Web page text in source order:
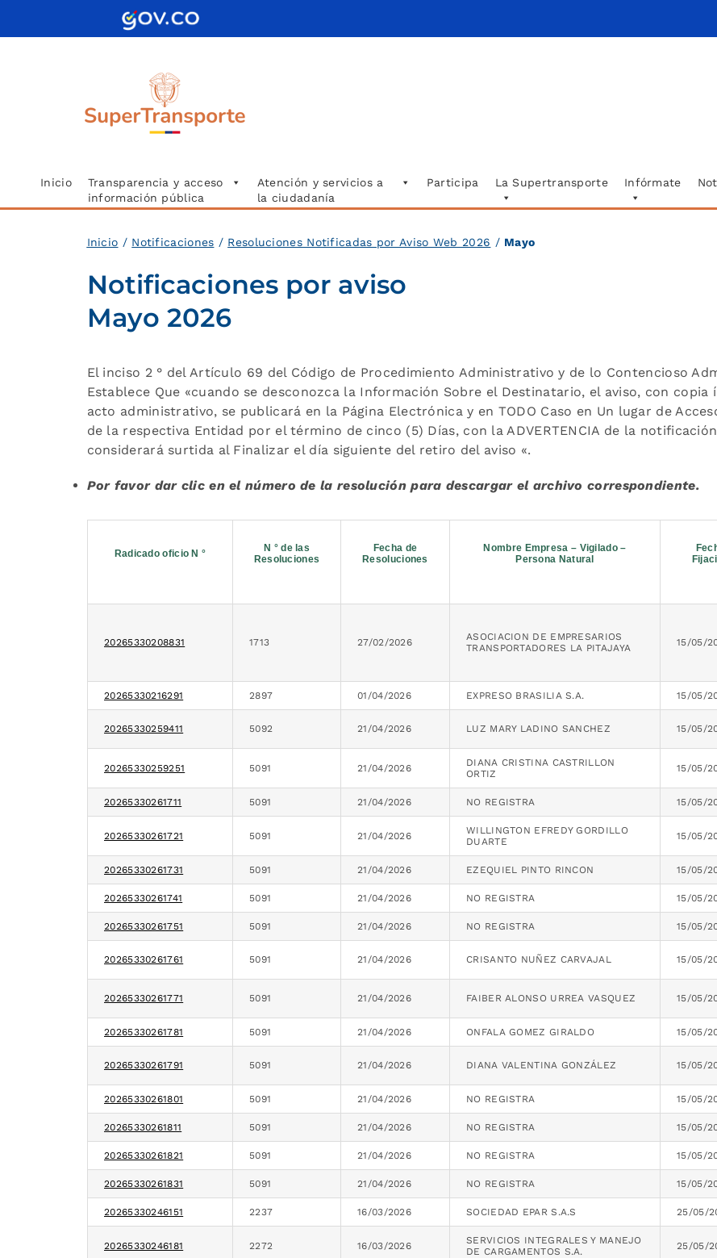
Inicio
Transparencia y acceso
información pública
Atención y servicios a
la ciudadanía
Participa La Supertransporte Infórmate
Inicio / Notificaciones / Resoluciones Notificadas por Aviso Web 2026 / Mayo
Notificaciones por aviso
Mayo 2026
El inciso 2 ° del Artículo 69 del Código de Procedimiento Administrativo y de lo Contencioso
Establece Que «cuando se desconozca la Información Sobre el Destinatario, el aviso, con copia
acto administrativo, se publicará en la Página Electrónica y en TODO Caso en Un lugar de
de la respectiva Entidad por el término de cinco (5) Días, con la ADVERTENCIA de la
considerará surtida al Finalizar el día siguiente del retiro del aviso «.
Por favor dar clic en el número de la resolución para descargar el archivo correspondiente.
Radicado oficio N °
N ° de las
Resoluciones
Fecha de
Resoluciones
Nombre Empresa – Vigilado –
Persona Natural
20265330208831 1713 27/02/2026
ASOCIACION DE EMPRESARIOS
TRANSPORTADORES LA PITAJAYA
15/05/
20265330216291 2897 01/04/2026 EXPRESO BRASILIA S.A. 15/05/
20265330259411 5092 21/04/2026 LUZ MARY LADINO SANCHEZ 15/05/
20265330259251 5091 21/04/2026
DIANA CRISTINA CASTRILLON
ORTIZ
15/05/
20265330261711 5091 21/04/2026 NO REGISTRA 15/05/
20265330261721 5091 21/04/2026
WILLINGTON EFREDY GORDILLO
DUARTE
15/05/
20265330261731 5091 21/04/2026 EZEQUIEL PINTO RINCON 15/05/
20265330261741 5091 21/04/2026 NO REGISTRA 15/05/
20265330261751 5091 21/04/2026 NO REGISTRA 15/05/
20265330261761 5091 21/04/2026 CRISANTO NUÑEZ CARVAJAL 15/05/
20265330261771 5091 21/04/2026 FAIBER ALONSO URREA VASQUEZ 15/05/
20265330261781 5091 21/04/2026 ONFALA GOMEZ GIRALDO 15/05/
20265330261791 5091 21/04/2026 DIANA VALENTINA GONZÁLEZ 15/05/
20265330261801 5091 21/04/2026 NO REGISTRA 15/05/
20265330261811 5091 21/04/2026 NO REGISTRA 15/05/
20265330261821 5091 21/04/2026 NO REGISTRA 15/05/
20265330261831 5091 21/04/2026 NO REGISTRA 15/05/
20265330246151 2237 16/03/2026 SOCIEDAD EPAR S.A.S 25/05/
20265330246181 2272 16/03/2026
SERVICIOS INTEGRALES Y MANEJO
DE CARGAMENTOS S.A.
25/05/